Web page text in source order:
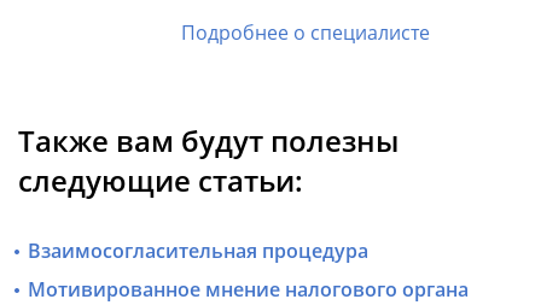
Подробнее о специалисте
Также вам будут полезны
следующие статьи:
Взаимосогласительная процедура
Мотивированное мнение налогового органа